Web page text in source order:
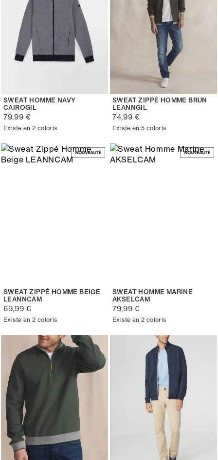
SWEAT HOMME NAVY
CAIROGIL
79,99 €
Existe en 2 coloris
SWEAT ZIPPÉ HOMME BRUN
LEANNGIL
74,99 €
Existe en 5 coloris
SWEAT ZIPPÉ HOMME BEIGE
LEANNCAM
69,99 €
Existe en 2 coloris
SWEAT HOMME MARINE
AKSELCAM
79,99 €
Existe en 2 coloris